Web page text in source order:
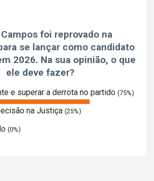
foi reprovado na
se lançar como candidato
2026. Na sua opinião, o que
ele deve fazer?
e superar a derrota no partido (75%)
na Justiça (25%)
(0%)